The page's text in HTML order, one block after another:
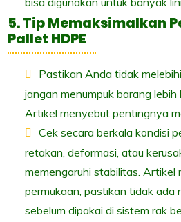
5. Tip Memaksimalkan
Pallet HDPE
Pastikan Anda tidak
jangan menumpuk barang
Artikel menyebut pentingnya
Cek secara berkala kondisi
retakan, deformasi, atau
memengaruhi stabilitas. Artikel
permukaan, pastikan tidak ada
sebelum dipakai di sistem rak